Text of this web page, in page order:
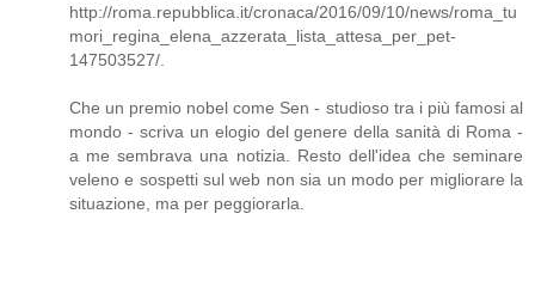
http://roma.repubblica.it/cronaca/2016/09/10/news/roma_tu
mori_regina_elena_azzerata_lista_attesa_per_pet-
147503527/.
Che un premio nobel come Sen - studioso tra i più famosi al
mondo - scriva un elogio del genere della sanità di Roma -
a me sembrava una notizia. Resto dell'idea che seminare
veleno e sospetti sul web non sia un modo per migliorare la
situazione, ma per peggiorarla.